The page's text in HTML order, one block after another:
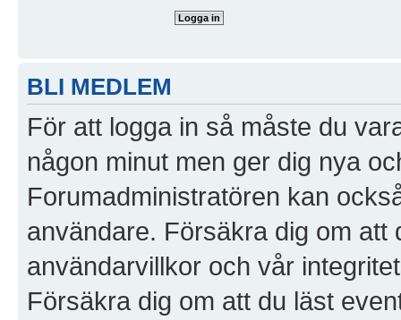
BLI MEDLEM
För att logga in så måste du
någon minut men ger dig nya
Forumadministratören kan
användare. Försäkra dig om
användarvillkor och vår
Försäkra dig om att du läst